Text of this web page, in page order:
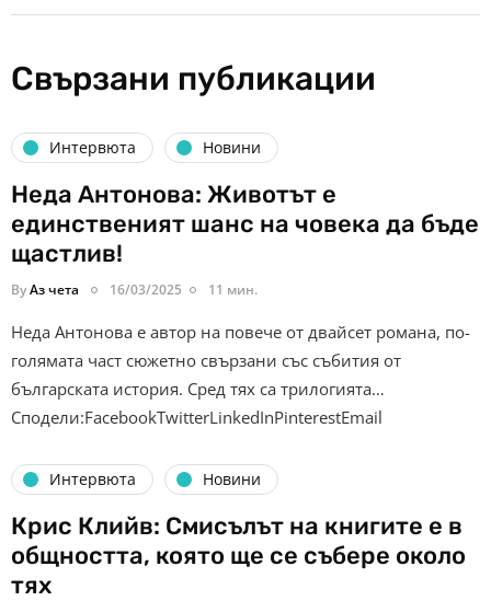
Свързани публикации
Интервюта Новини
Неда Антонова: Животът е
единственият шанс на човека да бъде
щастлив!
ByАз чета 16/03/2025 11 мин.
Неда Антонова е автор на повече от двайсет романа, по-
голямата част сюжетно свързани със събития от
българската история. Сред тях са трилогията…
Сподели:FacebookTwitterLinkedInPinterestEmail
Интервюта Новини
Крис Клийв: Смисълът на книгите е в
общността, която ще се събере около
тях